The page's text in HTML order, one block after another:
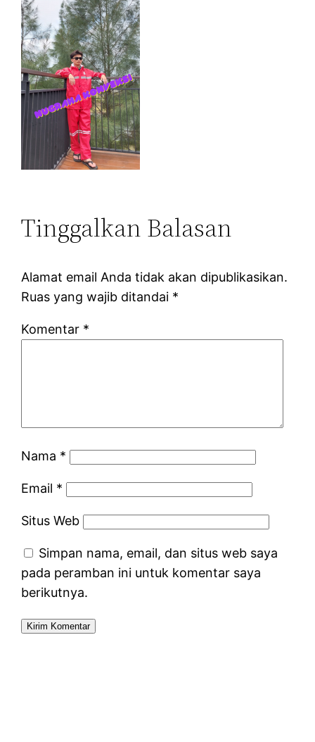
Tinggalkan Balasan
Alamat email Anda tidak akan dipublikasikan.
Ruas yang wajib ditandai *
Komentar *
Nama *
Email *
Situs Web
Simpan nama, email, dan situs web saya
pada peramban ini untuk komentar saya
berikutnya.